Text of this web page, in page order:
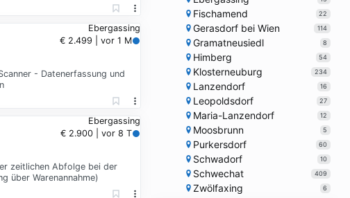
Ebergassing
€ 2.499 | vor 1 M
- Datenerfassung und
Ebergassing
€ 2.900 | vor 8 T
zeitlichen Abfolge bei der
über Warenannahme)
Fischamend 22
Gerasdorf bei Wien 114
Gramatneusiedl 8
Himberg 54
Klosterneuburg 234
Lanzendorf 16
Leopoldsdorf 27
Maria-Lanzendorf 12
Moosbrunn 5
Purkersdorf 60
Schwadorf 10
Schwechat 409
Zwölfaxing 6